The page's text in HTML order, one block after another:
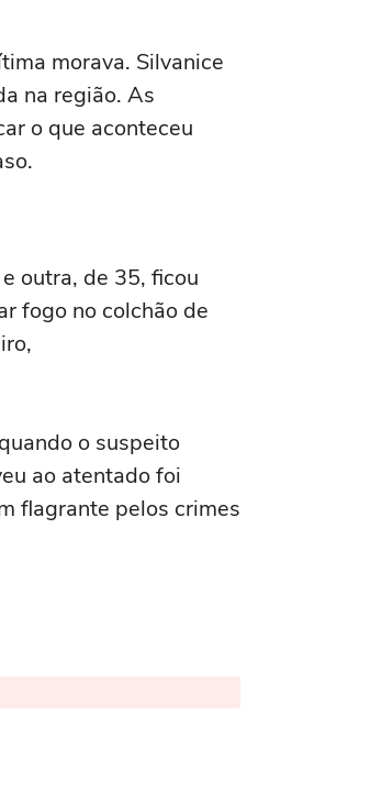
morava. Silvanice
na região. As
o que aconteceu
outra, de 35, ficou
fogo no colchão de
o suspeito
ao atentado foi
flagrante pelos crimes